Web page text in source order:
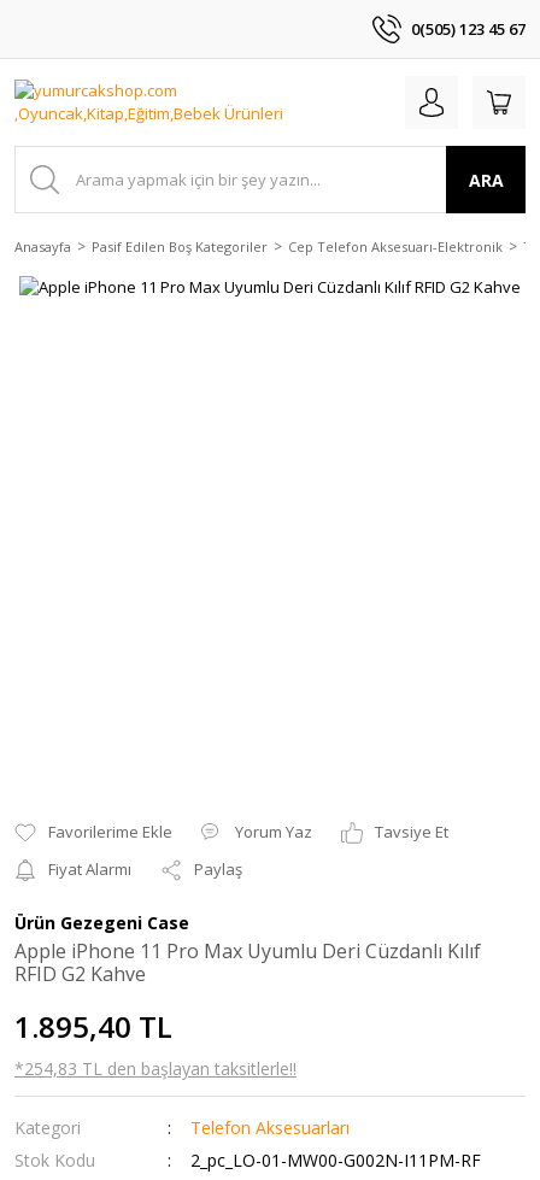
0(505) 123 45 67
ARA
Anasayfa Pasif Edilen Boş Kategoriler Cep Telefon Aksesuarı-Elektronik
Yorum Yaz
Tavsiye Et
Fiyat Alarmı
Paylaş
Ürün Gezegeni Case
Apple iPhone 11 Pro Max Uyumlu Deri Cüzdanlı Kılıf
RFID G2 Kahve
1.895,40 TL
*254,83 TL den başlayan taksitlerle!!
Kategori
Telefon Aksesuarları
Stok Kodu
2_pc_LO-01-MW00-G002N-I11PM-RF